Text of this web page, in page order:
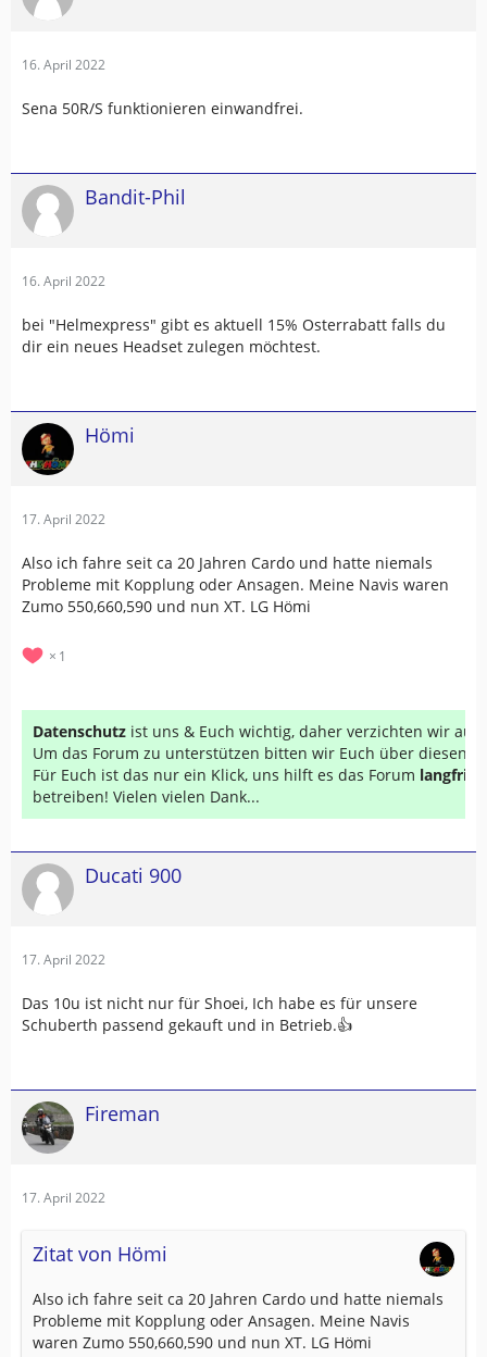
16. April 2022
Sena 50R/S funktionieren einwandfrei.
Bandit-Phil
16. April 2022
bei "Helmexpress" gibt es aktuell 15% Osterrabatt falls du
dir ein neues Headset zulegen möchtest.
Hömi
17. April 2022
Also ich fahre seit ca 20 Jahren Cardo und hatte niemals
Probleme mit Kopplung oder Ansagen. Meine Navis waren
Zumo 550,660,590 und nun XT. LG Hömi
1
Datenschutz ist uns & Euch wichtig, daher verzichten wir auf
Um das Forum zu unterstützen bitten wir Euch über diesen
Für Euch ist das nur ein Klick, uns hilft es das Forum
betreiben! Vielen vielen Dank...
Ducati 900
17. April 2022
Das 10u ist nicht nur für Shoei, Ich habe es für unsere
Schuberth passend gekauft und in Betrieb.👍
Fireman
17. April 2022
Zitat von Hömi
Also ich fahre seit ca 20 Jahren Cardo und hatte niemals
Probleme mit Kopplung oder Ansagen. Meine Navis
waren Zumo 550,660,590 und nun XT. LG Hömi